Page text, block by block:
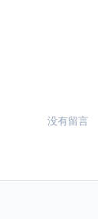
没有留言